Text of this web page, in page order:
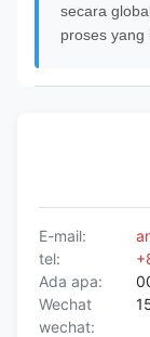
secara
proses yang
E-mail:
tel:
Ada apa:
Wechat
wechat: